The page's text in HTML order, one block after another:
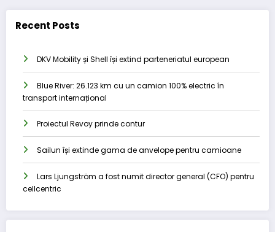
Recent Posts
DKV Mobility și Shell își extind parteneriatul european
Blue River: 26.123 km cu un camion 100% electric în
transport internațional
Proiectul Revoy prinde contur
Sailun își extinde gama de anvelope pentru camioane
Lars Ljungström a fost numit director general (CFO) pentru
cellcentric